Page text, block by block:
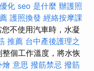
化 seo 是什麼 辦護照
護照換發 經絡按摩課
不使用汽車時，水凝
推薦 台中產後護理之
個工作溫度，將水恢
燴 意思 撥筋禁忌 撥筋